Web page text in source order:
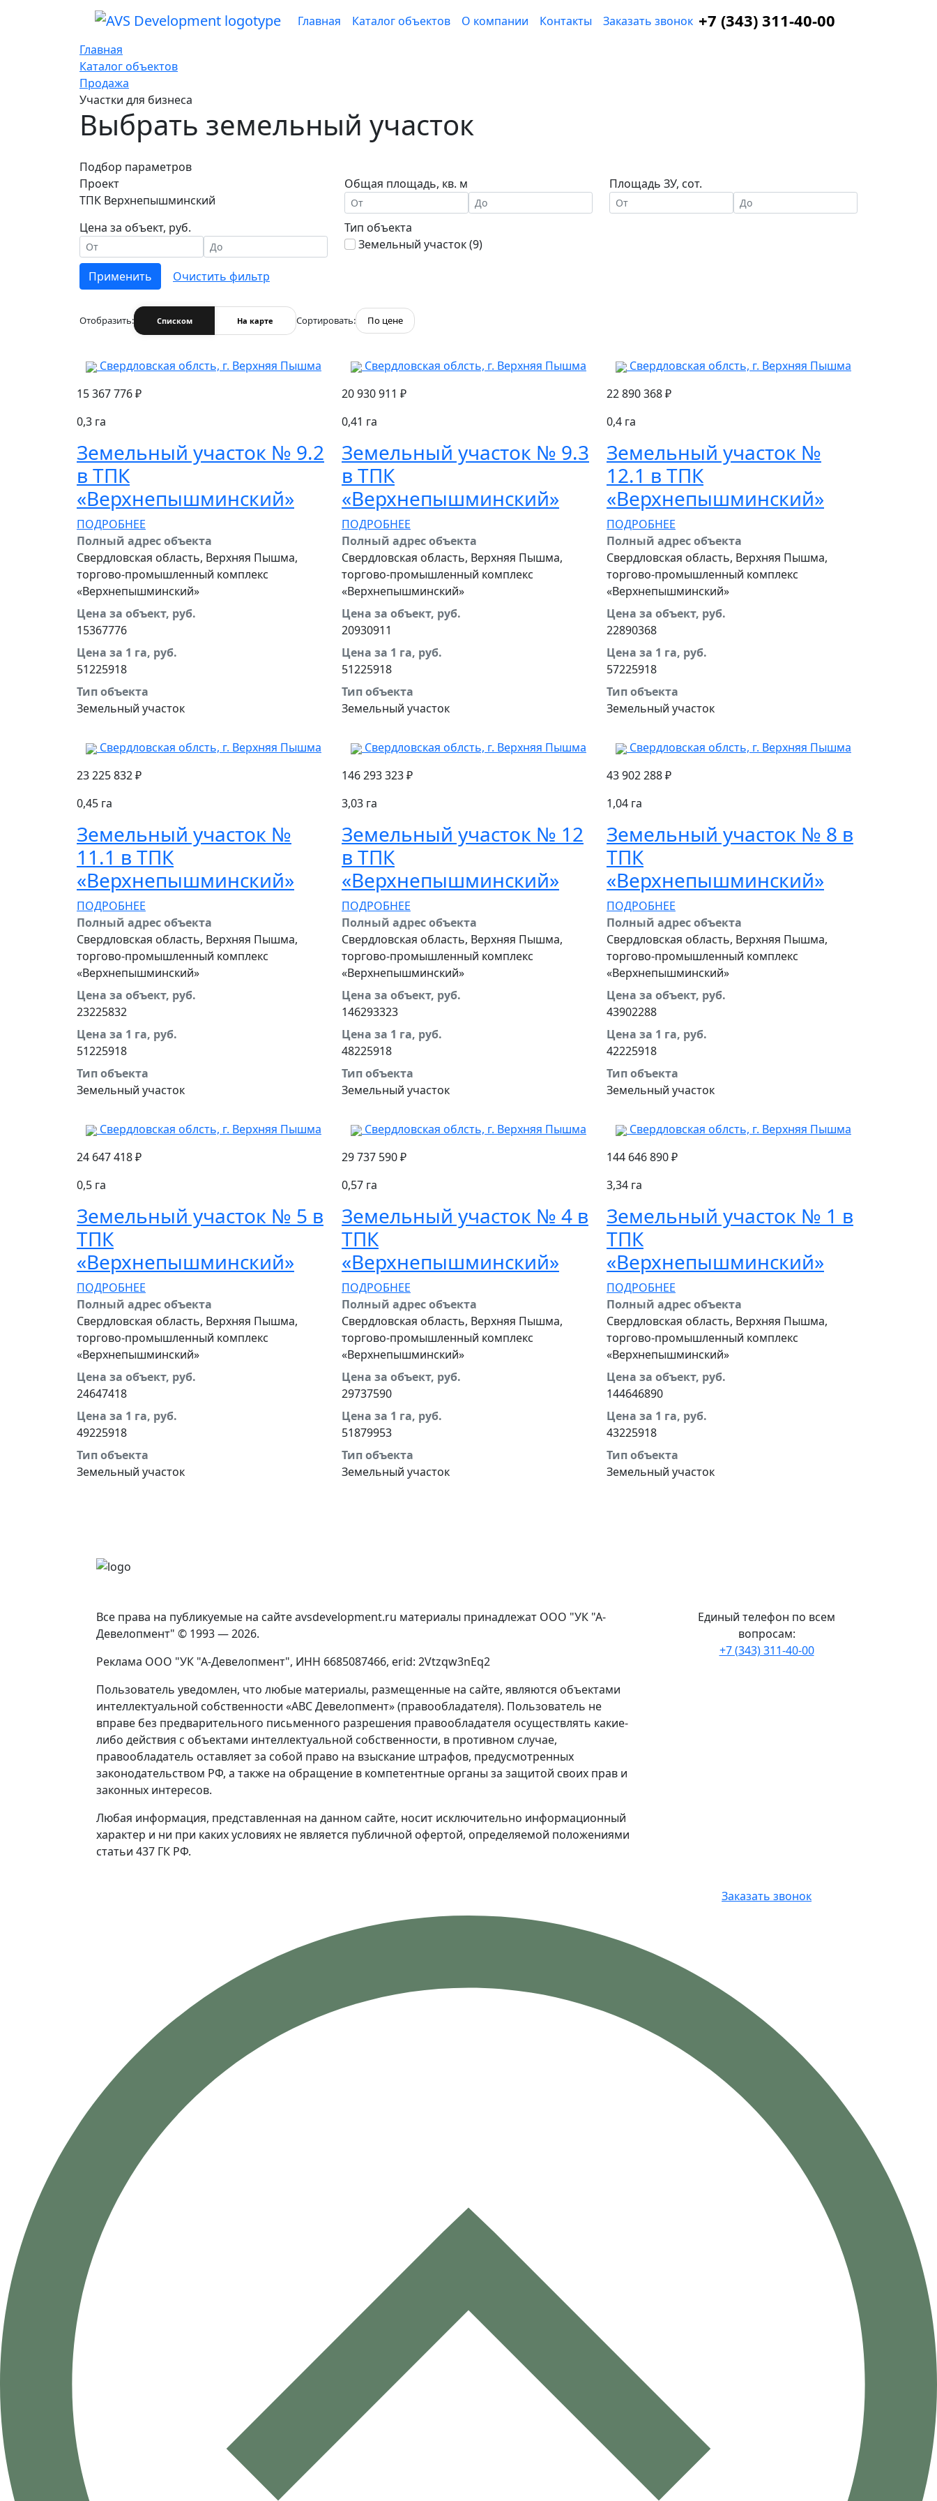
Главная Каталог объектов О компании Контакты Заказать звонок +7 (343) 311-40-00
Главная
Каталог объектов
Продажа
Участки для бизнеса
Выбрать земельный участок
Подбор параметров
Проект
ТПК Верхнепышминский
Общая площадь, кв. м Площадь ЗУ, сот.
Цена за объект, руб.
Тип объекта
Земельный участок (9)
Отобразить: Списком На карте Сортировать: По цене
Свердловская облсть, г. Верхняя Пышма
15 367 776 ₽
0,3 га
Земельный участок № 9.2
в ТПК
‭«Верхнепышминский»
ПОДРОБНЕЕ
Полный адрес объекта
Свердловская область, Верхняя Пышма,
торгово-промышленный комплекс
«Верхнепышминский»
Цена за объект, руб.
15367776
Цена за 1 га, руб.
51225918
Тип объекта
Земельный участок
Свердловская облсть, г. Верхняя Пышма
20 930 911 ₽
0,41 га
Земельный участок № 9.3
в ТПК
‭«Верхнепышминский»
ПОДРОБНЕЕ
Полный адрес объекта
Свердловская область, Верхняя Пышма,
торгово-промышленный комплекс
«Верхнепышминский»
Цена за объект, руб.
20930911
Цена за 1 га, руб.
51225918
Тип объекта
Земельный участок
Свердловская облсть, г. Верхняя Пышма
22 890 368 ₽
0,4 га
Земельный участок №
12.1 в ТПК
‭«Верхнепышминский»
ПОДРОБНЕЕ
Полный адрес объекта
Свердловская область, Верхняя Пышма,
торгово-промышленный комплекс
«Верхнепышминский»
Цена за объект, руб.
22890368
Цена за 1 га, руб.
57225918
Тип объекта
Земельный участок
Свердловская облсть, г. Верхняя Пышма
23 225 832 ₽
0,45 га
Земельный участок №
11.1 в ТПК
‭«Верхнепышминский»
ПОДРОБНЕЕ
Полный адрес объекта
Свердловская область, Верхняя Пышма,
торгово-промышленный комплекс
«Верхнепышминский»
Цена за объект, руб.
23225832
Цена за 1 га, руб.
51225918
Тип объекта
Земельный участок
Свердловская облсть, г. Верхняя Пышма
146 293 323 ₽
3,03 га
Земельный участок № 12
в ТПК
‭«Верхнепышминский»
ПОДРОБНЕЕ
Полный адрес объекта
Свердловская область, Верхняя Пышма,
торгово-промышленный комплекс
«Верхнепышминский»
Цена за объект, руб.
146293323
Цена за 1 га, руб.
48225918
Тип объекта
Земельный участок
Свердловская облсть, г. Верхняя Пышма
43 902 288 ₽
1,04 га
Земельный участок № 8 в
ТПК
‭«Верхнепышминский»
ПОДРОБНЕЕ
Полный адрес объекта
Свердловская область, Верхняя Пышма,
торгово-промышленный комплекс
«Верхнепышминский»
Цена за объект, руб.
43902288
Цена за 1 га, руб.
42225918
Тип объекта
Земельный участок
Свердловская облсть, г. Верхняя Пышма
24 647 418 ₽
0,5 га
Земельный участок № 5 в
ТПК
‭«Верхнепышминский»
ПОДРОБНЕЕ
Полный адрес объекта
Свердловская область, Верхняя Пышма,
торгово-промышленный комплекс
«Верхнепышминский»
Цена за объект, руб.
24647418
Цена за 1 га, руб.
49225918
Тип объекта
Земельный участок
Свердловская облсть, г. Верхняя Пышма
29 737 590 ₽
0,57 га
Земельный участок № 4 в
ТПК
‭«Верхнепышминский»
ПОДРОБНЕЕ
Полный адрес объекта
Свердловская область, Верхняя Пышма,
торгово-промышленный комплекс
«Верхнепышминский»
Цена за объект, руб.
29737590
Цена за 1 га, руб.
51879953
Тип объекта
Земельный участок
Свердловская облсть, г. Верхняя Пышма
144 646 890 ₽
3,34 га
Земельный участок № 1 в
ТПК
‭«Верхнепышминский»
ПОДРОБНЕЕ
Полный адрес объекта
Свердловская область, Верхняя Пышма,
торгово-промышленный комплекс
«Верхнепышминский»
Цена за объект, руб.
144646890
Цена за 1 га, руб.
43225918
Тип объекта
Земельный участок
Все права на публикуемые на сайте avsdevelopment.ru материалы принадлежат ООО "УК "А-
Девелопмент" © 1993 — 2026.
Реклама ООО "УК "А-Девелопмент", ИНН 6685087466, erid: 2Vtzqw3nEq2
Пользователь уведомлен, что любые материалы, размещенные на сайте, являются объектами
интеллектуальной собственности «АВС Девелопмент» (правообладателя). Пользователь не
вправе без предварительного письменного разрешения правообладателя осуществлять какие-
либо действия с объектами интеллектуальной собственности, в противном случае,
правообладатель оставляет за собой право на взыскание штрафов, предусмотренных
законодательством РФ, а также на обращение в компетентные органы за защитой своих прав и
законных интересов.
Любая информация, представленная на данном сайте, носит исключительно информационный
характер и ни при каких условиях не является публичной офертой, определяемой положениями
статьи 437 ГК РФ.
Единый телефон по всем
вопросам:
+7 (343) 311-40-00
Заказать звонок